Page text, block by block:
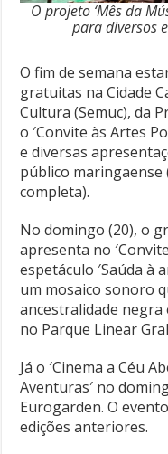
O projeto ‘Mês da
para diversos
O fim de semana
gratuitas na Cidade
Cultura (Semuc), da
o ′Convite às Artes
e diversas
público
completa).
No domingo (20), o
apresenta no
espetáculo ′Saúda à
um mosaico sonoro
ancestralidade negra
no Parque Linear
Já o ′Cinema a Céu
Aventuras′ no
Eurogarden. O
edições anteriores.